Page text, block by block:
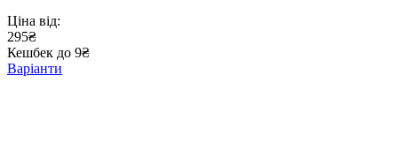
Ціна від:
295₴
Кешбек до 9₴
Варіанти